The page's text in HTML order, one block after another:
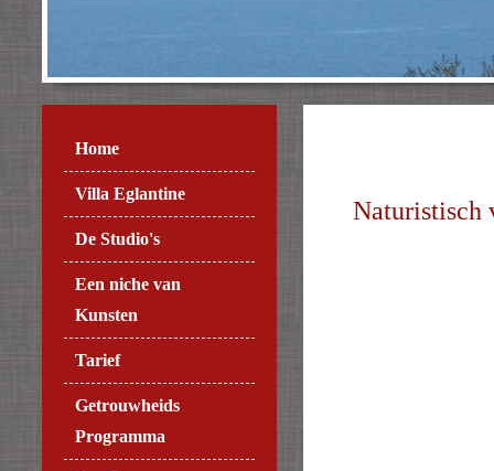
Naturistisch
Home
Villa Eglantine
De Studio's
Een niche van
Kunsten
Tarief
Getrouwheids
Programma